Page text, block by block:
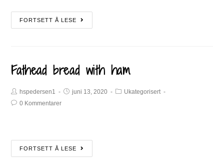
FORTSETT Å LESE
Fathead bread with ham
hspedersen1 juni 13, 2020
Ukategorisert
0 Kommentarer
FORTSETT Å LESE